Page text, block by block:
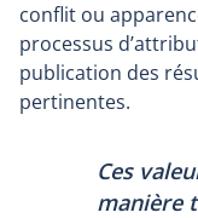
conflit ou
processus
publication des
pertinentes.
Ces
manière